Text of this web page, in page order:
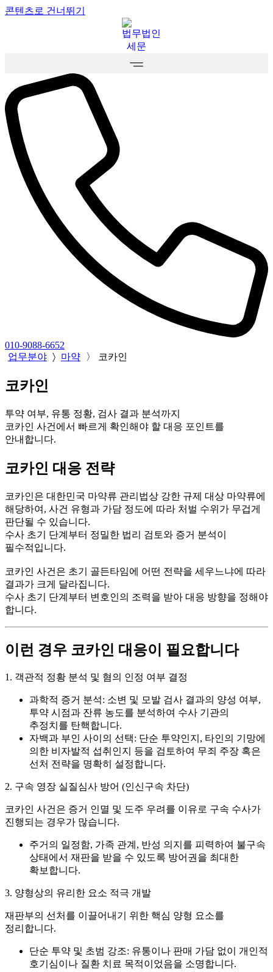
콘텐츠로 건너뛰기
010-9088-6652
업무분야 〉 마약 〉 코카인
코카인
투약 여부, 유통 정황, 검사 결과 분석까지
코카인 사건에서 빠르게 확인해야 할 대응 포인트를
안내합니다.
코카인 대응 전략
코카인은 대한민국 마약류 관리법상 강한 규제 대상 마약류에
해당하여, 사건 유형과 가담 정도에 따라 처벌 수위가 무겁게
판단될 수 있습니다.
수사 초기 단계부터 정밀한 법리 검토와 증거 분석이
필수적입니다.
코카인 사건은 초기 골든타임에 어떤 전략을 세우느냐에 따라
결과가 크게 달라집니다.
수사 초기 단계부터 변호인의 조력을 받아 대응 방향을 정해야
합니다.
이런 경우 코카인 대응이 필요합니다
1. 객관적 정황 분석 및 혐의 인정 여부 결정
과학적 증거 분석: 소변 및 모발 검사 결과의 양성 여부,
투약 시점과 잔류 농도를 분석하여 수사 기관의
추정치를 탄핵합니다.
자백과 부인 사이의 선택: 단순 투약인지, 타인의 기망에
의한 비자발적 섭취인지 등을 검토하여 무죄 주장 혹은
선처 전략을 명확히 설정합니다.
2. 구속 영장 실질심사 방어 (인신구속 차단)
코카인 사건은 증거 인멸 및 도주 우려를 이유로 구속 수사가
진행되는 경우가 많습니다.
주거의 일정함, 가족 관계, 반성 의지 를 피력하여 불구속
상태에서 재판을 받을 수 있도록 방어권을 최대한
확보합니다.
3. 양형상의 유리한 요소 적극 개발
재판부의 선처를 이끌어내기 위한 핵심 양형 요소를
정리합니다.
단순 투약 및 초범 강조: 유통이나 판매 가담 없이 개인적
호기심이나 질환 치료 목적이었음을 소명합니다.